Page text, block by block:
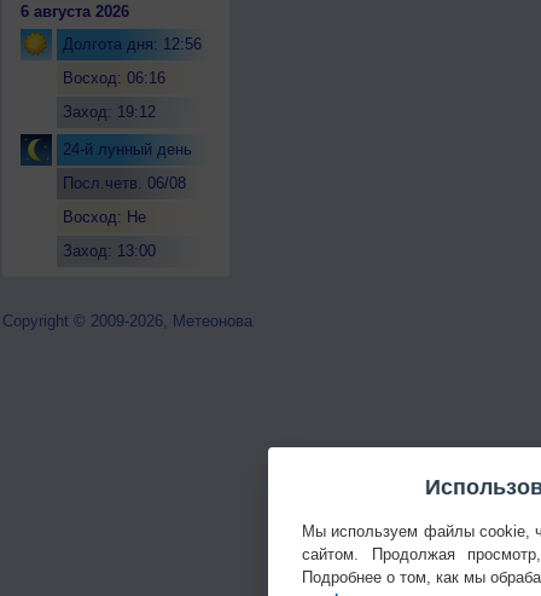
6 августа 2026
Долгота дня: 12:56
Восход: 06:16
Заход: 19:12
24-й лунный день
Посл.четв. 06/08
Восход: Не
Заход: 13:00
Copyright © 2009-2026, Метеонова
Мы используем файлы cookie,
сайтом. Продолжая
Подробнее о том, как мы